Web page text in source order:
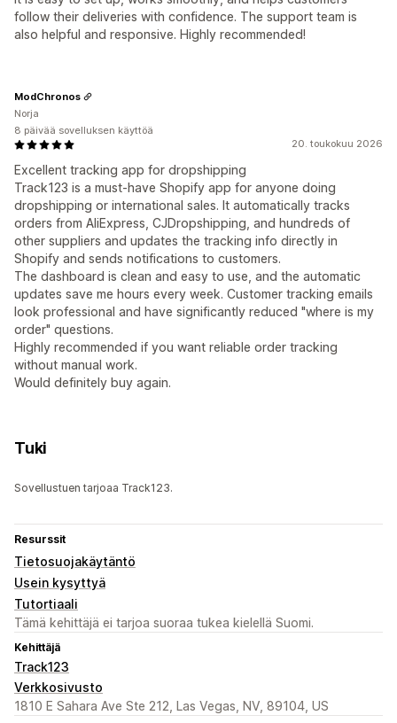
follow their deliveries with confidence. The support team is
also helpful and responsive. Highly recommended!
20. toukokuu 2026
Excellent tracking app for dropshipping
Track123 is a must-have Shopify app for anyone doing
dropshipping or international sales. It automatically tracks
orders from AliExpress, CJDropshipping, and hundreds of
other suppliers and updates the tracking info directly in
Shopify and sends notifications to customers.
The dashboard is clean and easy to use, and the automatic
updates save me hours every week. Customer tracking emails
look professional and have significantly reduced "where is my
order" questions.
Highly recommended if you want reliable order tracking
without manual work.
Would definitely buy again.
ModChronos
Norja
8 päivää sovelluksen käyttöä
Tuki
Sovellustuen tarjoaa Track123.
Resurssit
Tietosuojakäytäntö
Usein kysyttyä
Tutortiaali
Tämä kehittäjä ei tarjoa suoraa tukea kielellä Suomi.
Kehittäjä
Track123
Verkkosivusto
1810 E Sahara Ave Ste 212, Las Vegas, NV, 89104, US